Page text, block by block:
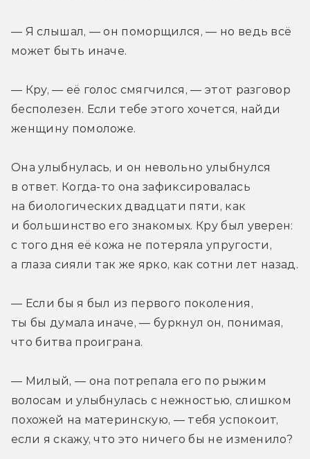
— Я слышал, — он поморщился, — но ведь всё
может быть иначе.
— Кру, — её голос смягчился, — этот разговор
бесполезен. Если тебе этого хочется, найди
женщину помоложе.
Она улыбнулась, и он невольно улыбнулся
в ответ. Когда-то она зафиксировалась
на биологических двадцати пяти, как
и большинство его знакомых. Кру был уверен:
с того дня её кожа не потеряла упругости,
а глаза сияли так же ярко, как сотни лет назад.
— Если бы я был из первого поколения,
ты бы думала иначе, — буркнул он, понимая,
что битва проиграна.
— Милый, — она потрепала его по рыжим
волосам и улыбнулась с нежностью, слишком
похожей на материнскую, — тебя успокоит,
если я скажу, что это ничего бы не изменило?